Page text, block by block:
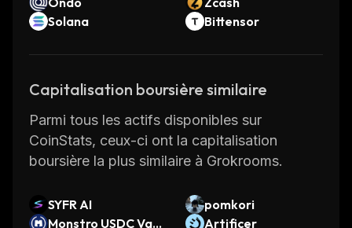
Solana
Bittensor
Capitalisation boursière similaire
Parmi tous les actifs disponibles sur
CoinStats, ceux-ci ont la capitalisation
boursière la plus similaire à Grokrooms.
SYFR AI
pomkori
Monstro USDC Vaul
Artificer